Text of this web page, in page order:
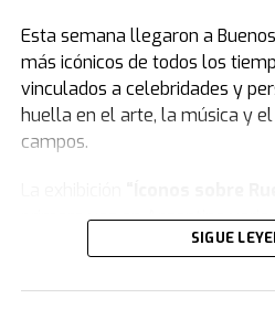
Esta semana llegaron a
más icónicos de todos los
vinculados a celebridades y
huella en el arte, la música y
campos.
primera vez en Argentina
Jorge Yarur,
Santiago de Chile.
SIGUE